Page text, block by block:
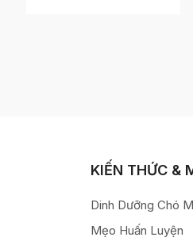
KIẾN THỨC &
Dinh Dưỡng Chó
Mẹo Huấn Luyện